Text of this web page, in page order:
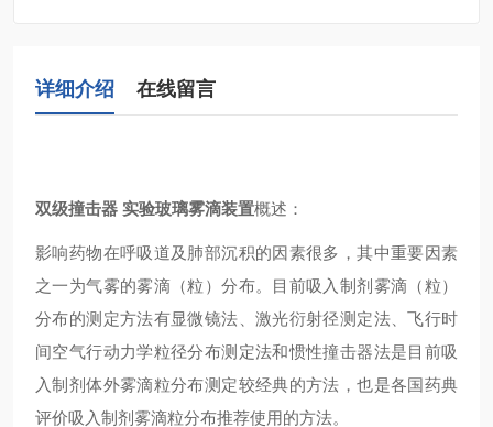
详细介绍 在线留言
双级撞击器 实验玻璃雾滴装置概述：
影响药物在呼吸道及肺部沉积的因素很多，其中重要因素
之一为气雾的雾滴（粒）分布。目前吸入制剂雾滴（粒）
分布的测定方法有显微镜法、激光衍射径测定法、飞行时
间空气行动力学粒径分布测定法和惯性撞击器法是目前吸
入制剂体外雾滴粒分布测定较经典的方法，也是各国药典
评价吸入制剂雾滴粒分布推荐使用的方法。